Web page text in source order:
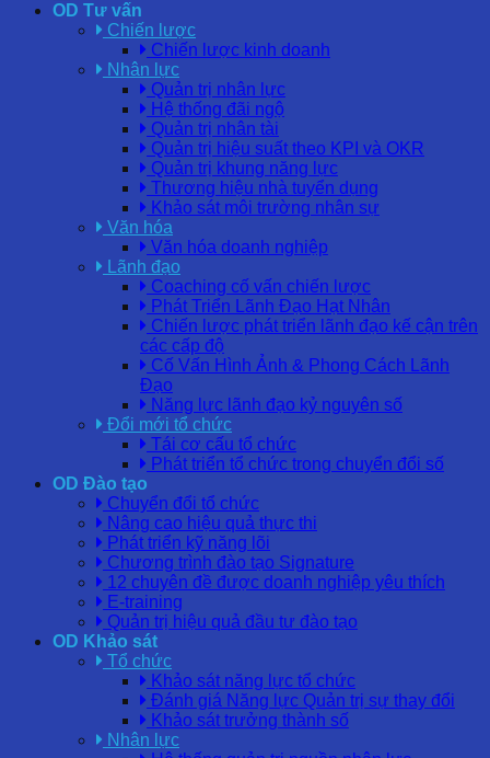
OD Tư vấn
Chiến lược
Chiến lược kinh doanh
Nhân lực
Quản trị nhân lực
Hệ thống đãi ngộ
Quản trị nhân tài
Quản trị hiệu suất theo KPI và OKR
Quản trị khung năng lực
Thương hiệu nhà tuyển dụng
Khảo sát môi trường nhân sự
Văn hóa
Văn hóa doanh nghiệp
Lãnh đạo
Coaching cố vấn chiến lược
Phát Triển Lãnh Đạo Hạt Nhân
Chiến lược phát triển lãnh đạo kế cận trên
các cấp độ
Cố Vấn Hình Ảnh & Phong Cách Lãnh
Đạo
Năng lực lãnh đạo kỷ nguyên số
Đổi mới tổ chức
Tái cơ cấu tổ chức
Phát triển tổ chức trong chuyển đổi số
OD Đào tạo
Chuyển đổi tổ chức
Nâng cao hiệu quả thực thi
Phát triển kỹ năng lõi
Chương trình đào tạo Signature
12 chuyên đề được doanh nghiệp yêu thích
E-training
Quản trị hiệu quả đầu tư đào tạo
OD Khảo sát
Tổ chức
Khảo sát năng lực tổ chức
Đánh giá Năng lực Quản trị sự thay đổi
Khảo sát trưởng thành số
Nhân lực